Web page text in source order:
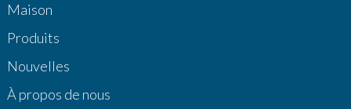
Maison
Produits
Nouvelles
À propos de nous